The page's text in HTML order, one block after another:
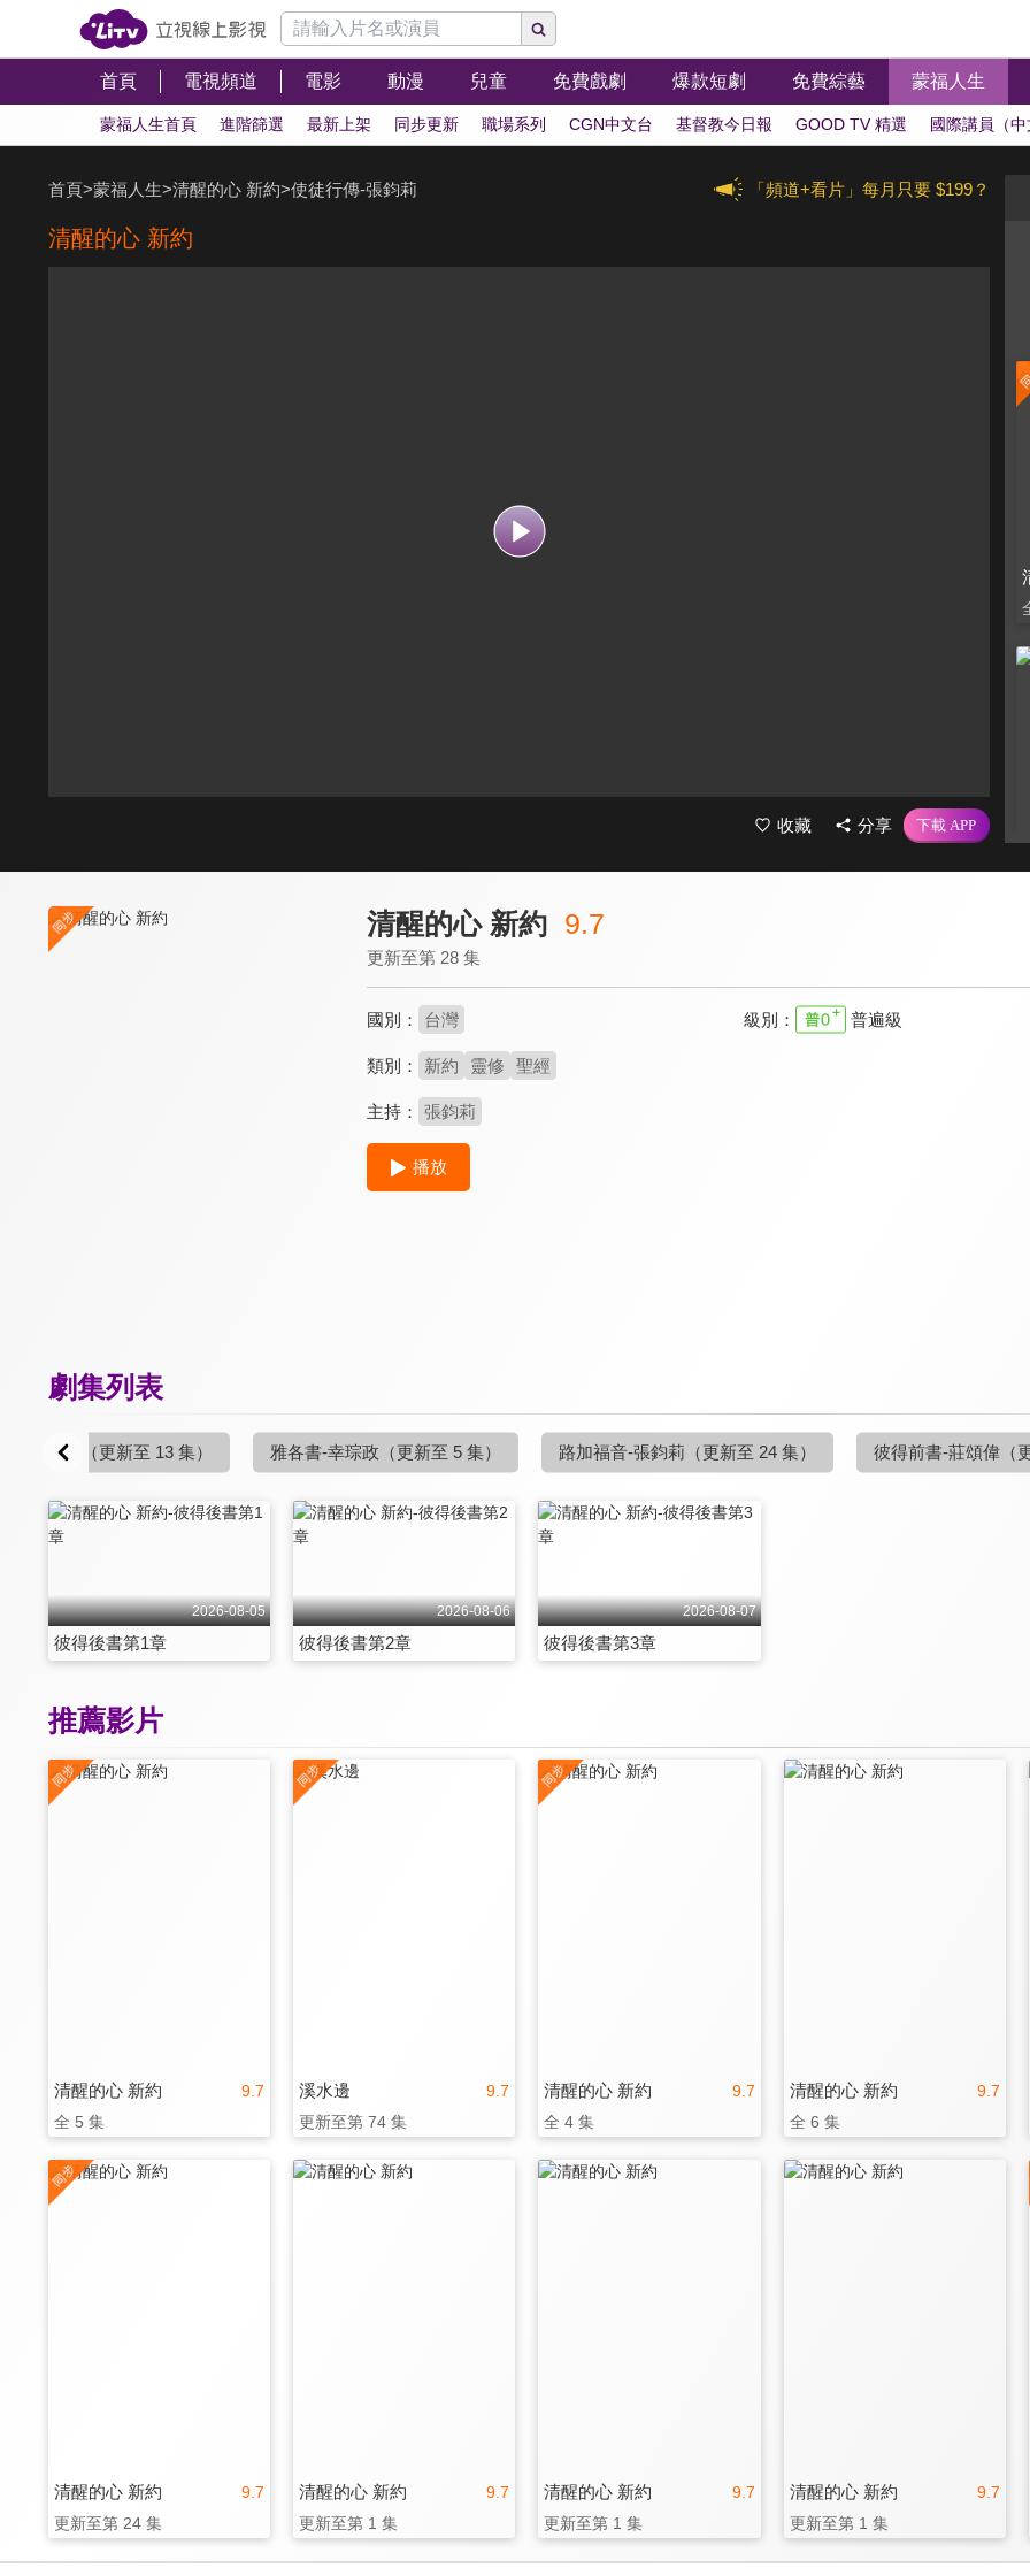
首頁 電視頻道 電影 動漫 兒童 免費戲劇 爆款短劇 免費綜藝 蒙福人生
蒙福人生首頁 進階篩選 最新上架 同步更新 職場系列 CGN中文台 基督教今日報 GOOD TV 精選 國際講員（
「頻道+看片」每月只要 $199？
首頁>蒙福人生>清醒的心 新約>使徒行傳-張鈞莉
清醒的心 新約
收藏 分享
清醒的心 新約 9.7
更新至第 28 集
國別： 台灣 級別： 普遍級
類別： 新約 靈修 聖經
主持： 張鈞莉
播放
劇集列表
-康來昌 （更新至 13 集） 雅各書-幸琮政 （更新至 5 集） 路加福音-張鈞莉 （更新至 24 集） 彼得前書-莊頌偉 （
2026-08-05
彼得後書第1章
2026-08-06
彼得後書第2章
2026-08-07
彼得後書第3章
推薦影片
9.7
清醒的心 新約
全 5 集
9.7
溪水邊
更新至第 74 集
9.7
清醒的心 新約
全 4 集
9.7
清醒的心 新約
全 6 集
9.7
清醒的心 新約
更新至第 24 集
9.7
清醒的心 新約
更新至第 1 集
9.7
清醒的心 新約
更新至第 1 集
9.7
清醒的心 新約
更新至第 1 集